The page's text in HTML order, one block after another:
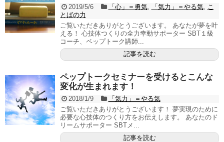
2019/5/6 「心」＝勇気, 「気力」＝やる気,
こ
とばの力
ご覧いただきありがとうございます。 あなたが夢を叶
える！ 心技体つくりの全力幸動サポーター SBT１級
コーチ、ペップトーク講師...
記事を読む
ペップトークセミナーを受けるとこんな
変化が生まれます！
2018/1/9
「気力」＝やる気
ご覧いただきありがとうございます！ 夢実現のために
必要な心技体のつくり方をお伝えします。 あなたのド
リームサポーター SBTメ...
記事を読む